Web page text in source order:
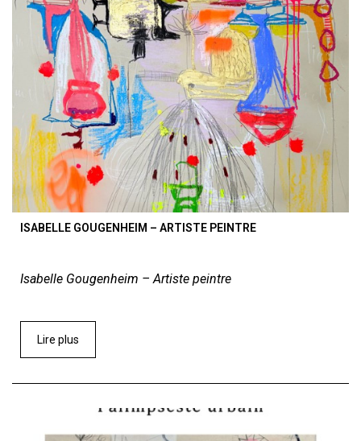
ISABELLE GOUGENHEIM – ARTISTE PEINTRE
Isabelle Gougenheim – Artiste peintre
Lire plus